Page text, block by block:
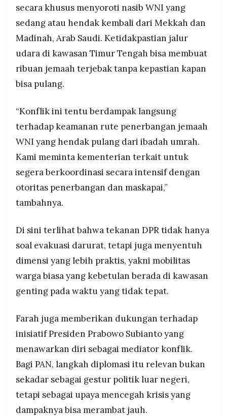
secara khusus menyoroti nasib WNI yang
sedang atau hendak kembali dari Mekkah dan
Madinah, Arab Saudi. Ketidakpastian jalur
udara di kawasan Timur Tengah bisa membuat
ribuan jemaah terjebak tanpa kepastian kapan
bisa pulang.
“Konflik ini tentu berdampak langsung
terhadap keamanan rute penerbangan jemaah
WNI yang hendak pulang dari ibadah umrah.
Kami meminta kementerian terkait untuk
segera berkoordinasi secara intensif dengan
otoritas penerbangan dan maskapai,”
tambahnya.
Di sini terlihat bahwa tekanan DPR tidak hanya
soal evakuasi darurat, tetapi juga menyentuh
dimensi yang lebih praktis, yakni mobilitas
warga biasa yang kebetulan berada di kawasan
genting pada waktu yang tidak tepat.
Farah juga memberikan dukungan terhadap
inisiatif Presiden Prabowo Subianto yang
menawarkan diri sebagai mediator konflik.
Bagi PAN, langkah diplomasi itu relevan bukan
sekadar sebagai gestur politik luar negeri,
tetapi sebagai upaya mencegah krisis yang
dampaknya bisa merambat jauh.